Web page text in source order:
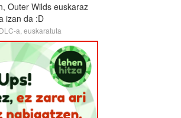
Outer Wilds euskaraz
izan da :D
a, euskaratuta